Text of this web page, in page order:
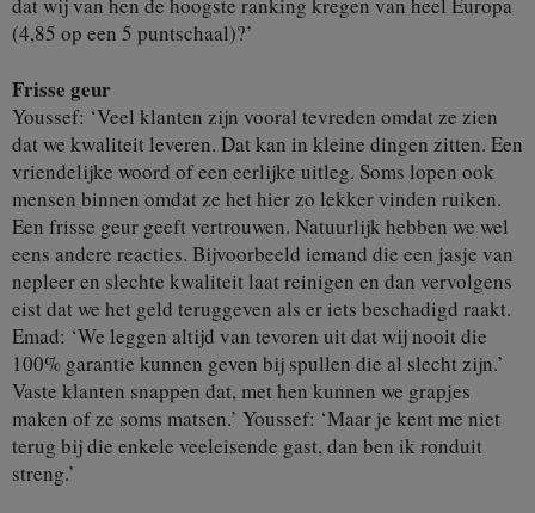
(4,85 op een 5 puntschaal)?’
Frisse geur
Youssef: ‘Veel klanten zijn vooral tevreden omdat ze zien
dat we kwaliteit leveren. Dat kan in kleine dingen zitten. Een
vriendelijke woord of een eerlijke uitleg. Soms lopen ook
mensen binnen omdat ze het hier zo lekker vinden ruiken.
Een frisse geur geeft vertrouwen. Natuurlijk hebben we wel
eens andere reacties. Bijvoorbeeld iemand die een jasje van
nepleer en slechte kwaliteit laat reinigen en dan vervolgens
eist dat we het geld teruggeven als er iets beschadigd raakt.
Emad: ‘We leggen altijd van tevoren uit dat wij nooit die
100% garantie kunnen geven bij spullen die al slecht zijn.’
Vaste klanten snappen dat, met hen kunnen we grapjes
maken of ze soms matsen.’ Youssef: ‘Maar je kent me niet
terug bij die enkele veeleisende gast, dan ben ik ronduit
streng.’